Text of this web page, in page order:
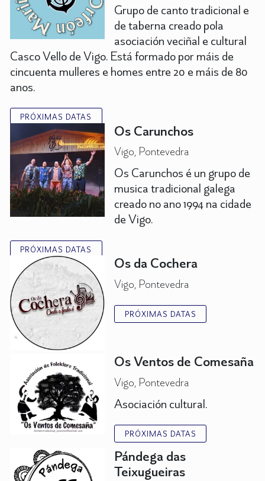
Grupo de canto tradicional e
de taberna creado pola
asociación veciñal e cultural
Casco Vello de Vigo. Está formado por máis de
cincuenta mulleres e homes entre 20 e máis de 80
anos.
PRÓXIMAS DATAS
Os Carunchos
Vigo, Pontevedra
Os Carunchos é un grupo de
musica tradicional galega
creado no ano 1994 na cidade
de Vigo.
PRÓXIMAS DATAS
Os da Cochera
Vigo, Pontevedra
PRÓXIMAS DATAS
Os Ventos de Comesaña
Vigo, Pontevedra
Asociación cultural.
PRÓXIMAS DATAS
Pándega das
Teixugueiras